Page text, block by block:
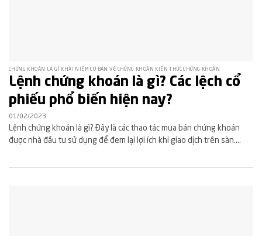
CHỨNG KHOÁN LÀ GÌ KHÁI NIỆM CƠ BẢN VỀ CHỨNG KHOÁN KIẾN THỨC CHỨNG KHOÁN
Lệnh chứng khoán là gì? Các lệch cổ
phiếu phổ biến hiện nay?
01/02/2023
Lệnh chứng khoán là gì? Đây là các thao tác mua bán chứng khoán
được nhà đầu tư sử dụng để đem lại lợi ích khi giao dịch trên sàn....